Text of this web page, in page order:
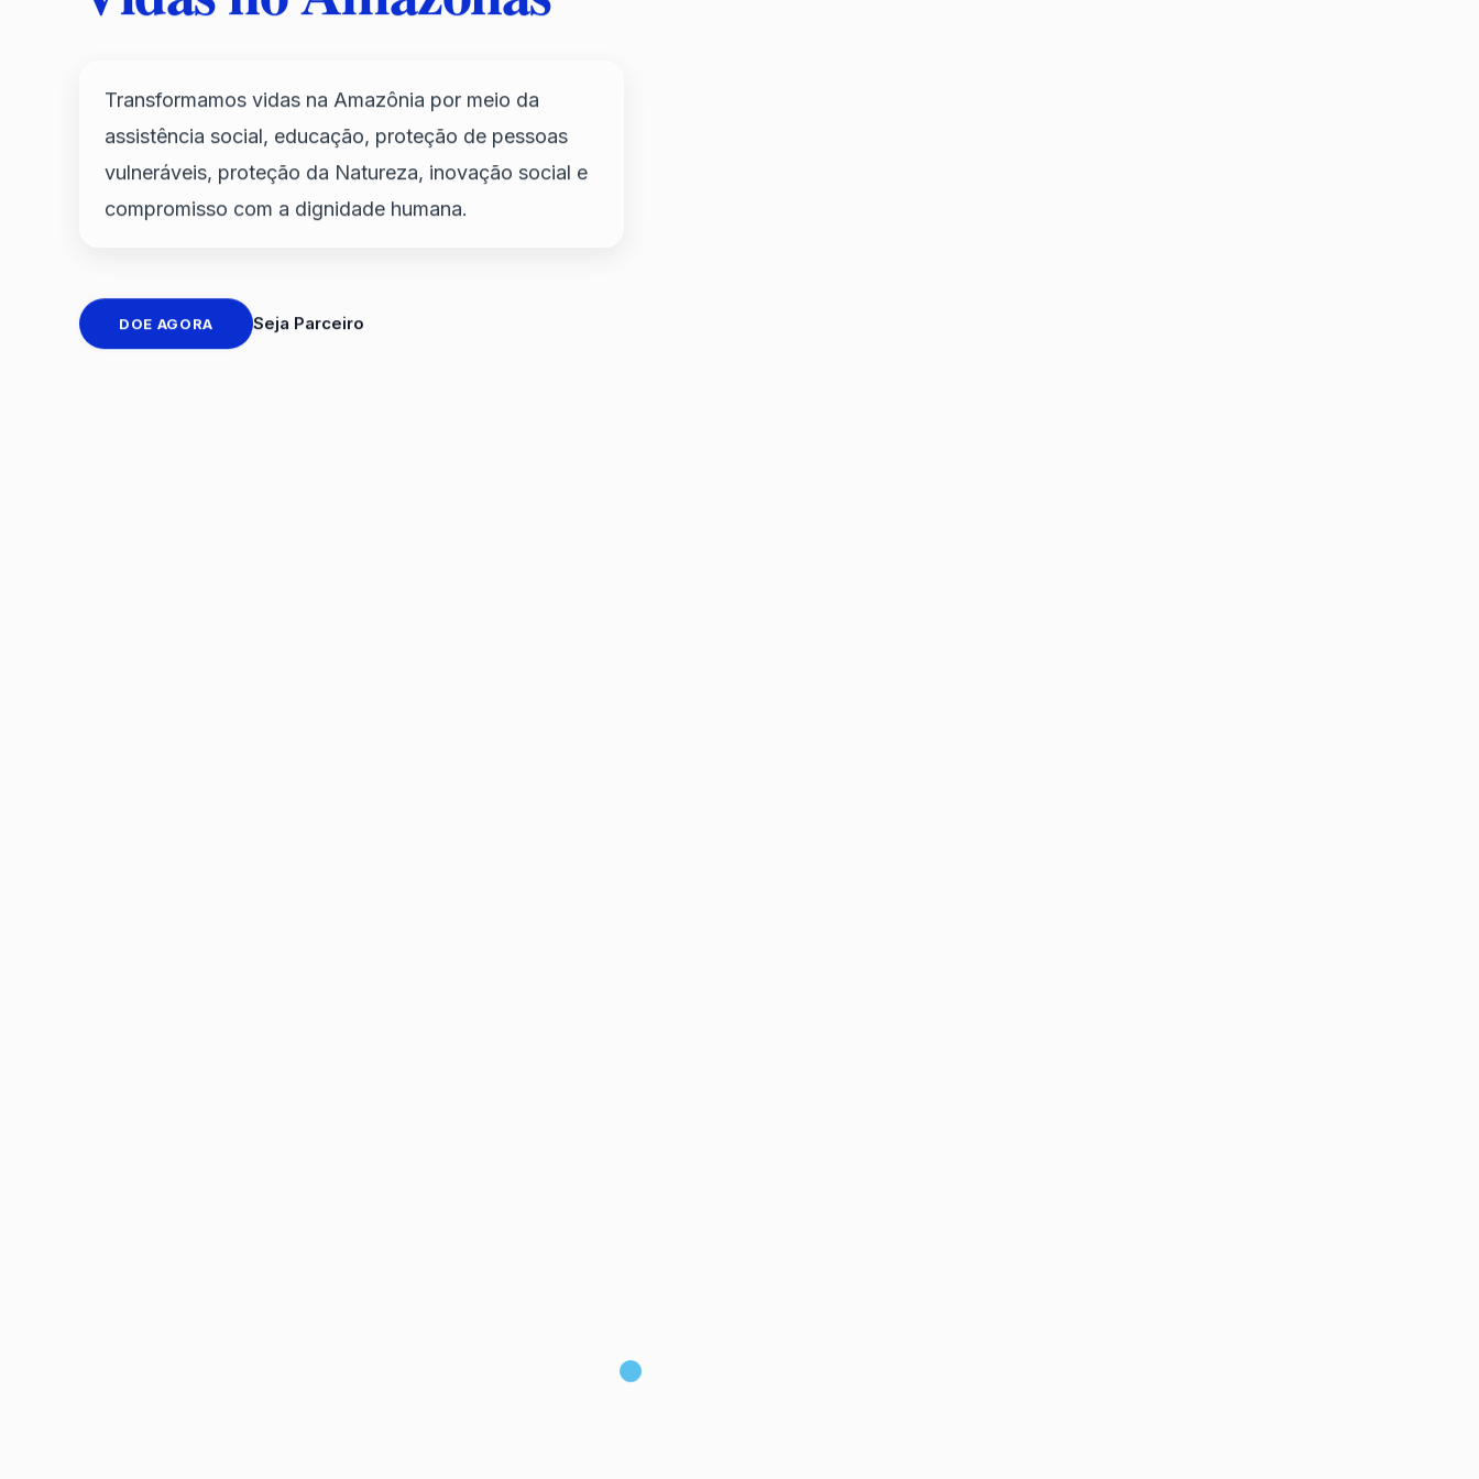
Transformamos vidas na Amazônia por meio da
assistência social, educação, proteção de pessoas
vulneráveis, proteção da Natureza, inovação social e
compromisso com a dignidade humana.
DOE AGORA Seja Parceiro